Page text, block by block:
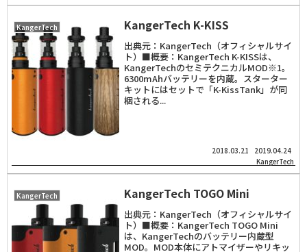
KangerTech KangerTech K-KISS
出典元：KangerTech（オフィシャルサイ
ト）■概要：KangerTech K-KISSは、
KangerTechのセミテクニカルMOD※1。
6300mAhバッテリーを内蔵。スターター
キットにはセットで「K-KissTank」が同
梱される...
2018.03.21
2019.04.24
KangerTech
KangerTech KangerTech TOGO Mini
出典元：KangerTech（オフィシャルサイ
ト）■概要：KangerTech TOGO Mini
は、KangerTechのバッテリー内蔵型
MOD。MOD本体にアトマイザーやリキッ